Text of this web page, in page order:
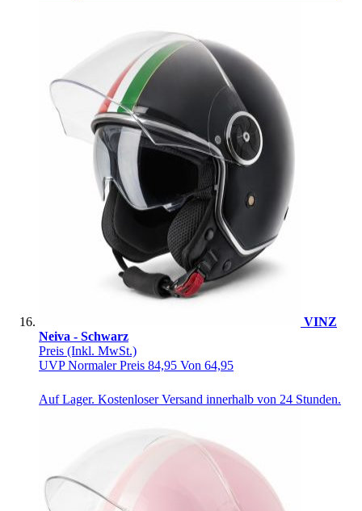
VINZ
Neiva - Schwarz
Preis (Inkl. MwSt.)
UVPNormaler Preis 84,95 Von 64,95
Auf Lager. Kostenloser Versand innerhalb von 24 Stunden.